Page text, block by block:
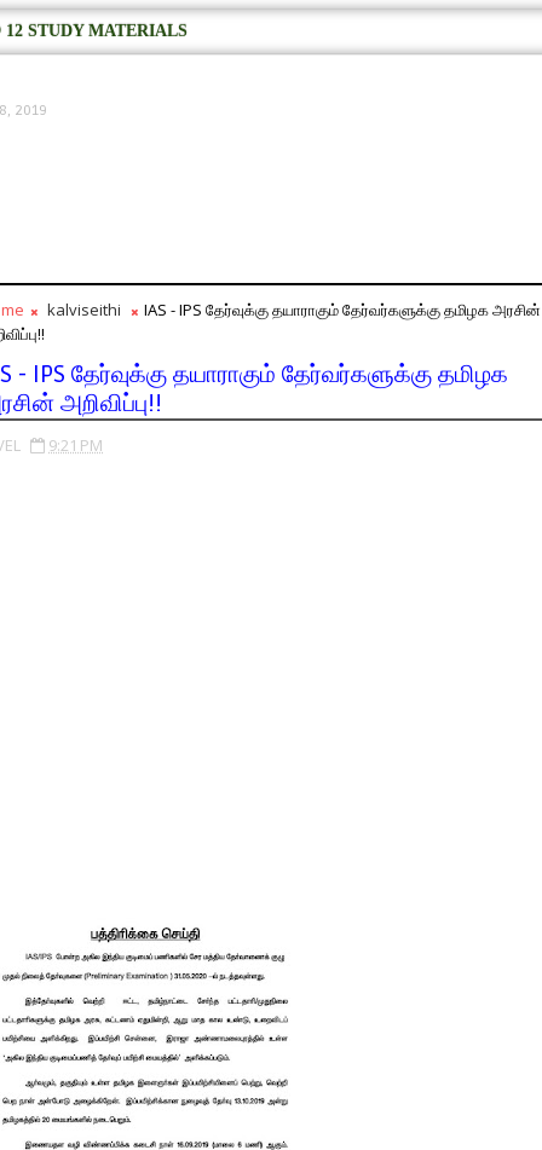
12 STUDY MATERIALS
2019
kalviseithi
IAS - IPS தேர்வுக்கு தயாராகும் தேர்வர்களுக்கு தமிழக அரசின்
- IPS தேர்வுக்கு தயாராகும் தேர்வர்களுக்கு தமிழக
அறிவிப்பு!!
9:21 PM